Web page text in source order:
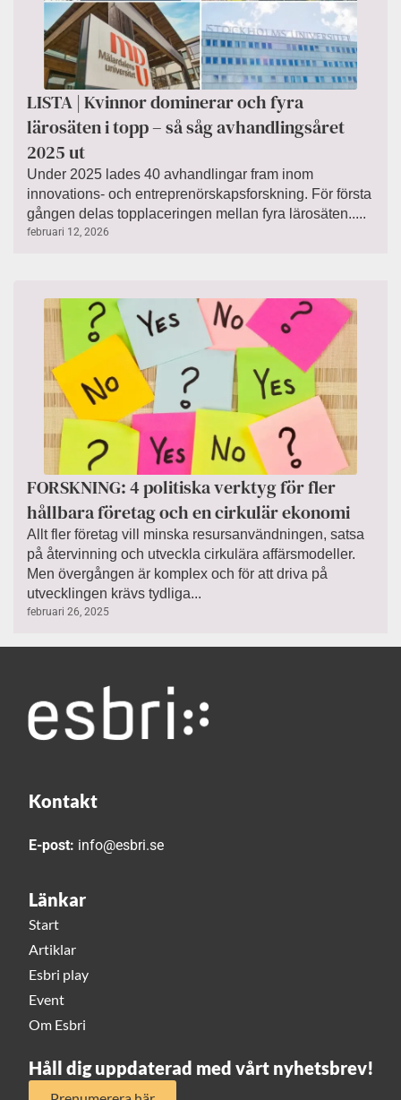
LISTA | Kvinnor dominerar och fyra
lärosäten i topp – så såg avhandlingsåret
2025 ut
Under 2025 lades 40 avhandlingar fram inom
innovations- och entreprenörskapsforskning. För första
gången delas topplaceringen mellan fyra lärosäten.....
februari 12, 2026
FORSKNING: 4 politiska verktyg för fler
hållbara företag och en cirkulär ekonomi
Allt fler företag vill minska resursanvändningen, satsa
på återvinning och utveckla cirkulära affärsmodeller.
Men övergången är komplex och för att driva på
utvecklingen krävs tydliga...
februari 26, 2025
Kontakt
E-post: info@esbri.se
Länkar
Start
Artiklar
Esbri play
Event
Om Esbri
Håll dig uppdaterad med vårt nyhetsbrev!